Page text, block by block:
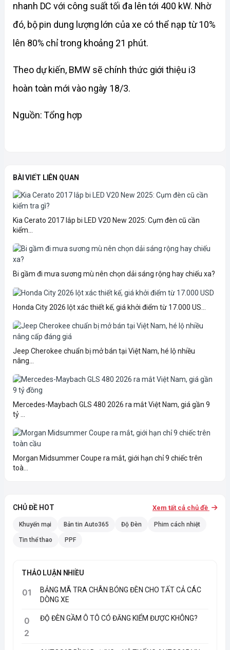
nhanh DC với công suất tối đa lên tới 400 kW. Nhờ
đó, bộ pin dung lượng lớn của xe có thể nạp từ 10%
lên 80% chỉ trong khoảng 21 phút.
Theo dự kiến, BMW sẽ chính thức giới thiệu i3
hoàn toàn mới vào ngày 18/3.
Nguồn: Tổng hợp
BÀI VIẾT LIÊN QUAN
Kia Cerato 2017 lắp bi LED V20 New 2025: Cụm đèn cũ cần
kiểm...
Bi gầm đi mưa sương mù nên chọn dải sáng rộng hay chiếu xa?
Honda City 2026 lột xác thiết kế, giá khởi điểm từ 17.000 US...
Jeep Cherokee chuẩn bị mở bán tại Việt Nam, hé lộ nhiều
nâng...
Mercedes-Maybach GLS 480 2026 ra mắt Việt Nam, giá gần 9
tỷ ...
Morgan Midsummer Coupe ra mắt, giới hạn chỉ 9 chiếc trên
toà...
CHỦ ĐỀ HOT Xem tất cả chủ đề
Khuyến mại Bản tin Auto365 Độ Đèn Phim cách nhiệt
Tin thể thao PPF
THẢO LUẬN NHIỀU
01
BẢNG MÃ TRA CHÂN BÓNG ĐÈN CHO TẤT CẢ CÁC
DÒNG XE
0
2
ĐỘ ĐÈN GẦM Ô TÔ CÓ ĐĂNG KIỂM ĐƯỢC KHÔNG?